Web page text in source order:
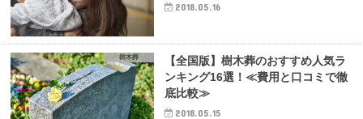
2018.05.16
樹木葬
【全国版】樹木葬のおすすめ人気ラ
ンキング16選！≪費用と口コミで徹
底比較≫
2018.05.15